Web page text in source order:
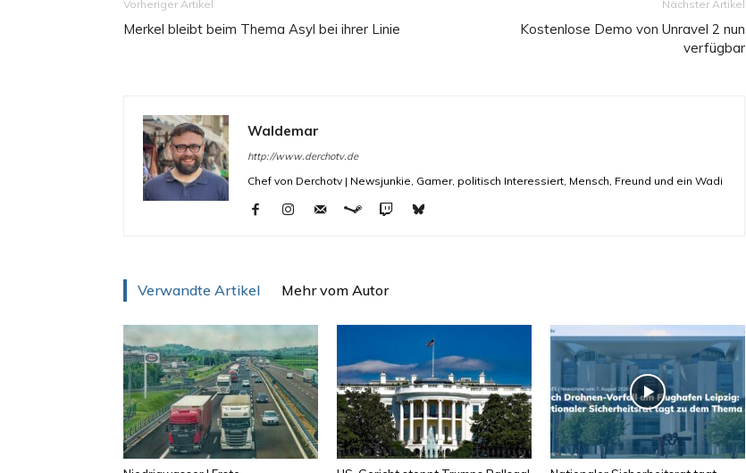
Vorheriger Artikel
Merkel bleibt beim Thema Asyl bei ihrer Linie
Nächster Artikel
Kostenlose Demo von Unravel 2 nun
verfügbar
Waldemar
http://www.derchotv.de
Chef von Derchotv | Newsjunkie, Gamer, politisch Interessiert, Mensch, Freund und ein Wadi
Verwandte Artikel Mehr vom Autor